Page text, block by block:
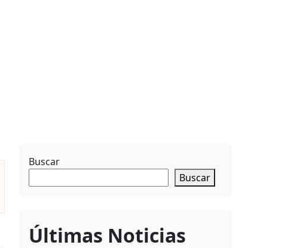
Buscar
Buscar
Últimas Noticias